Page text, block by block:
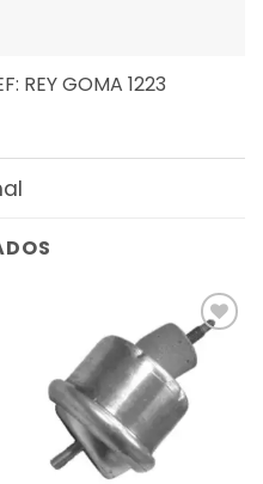
REY GOMA 1223
Añadir
a la
lista de
deseos